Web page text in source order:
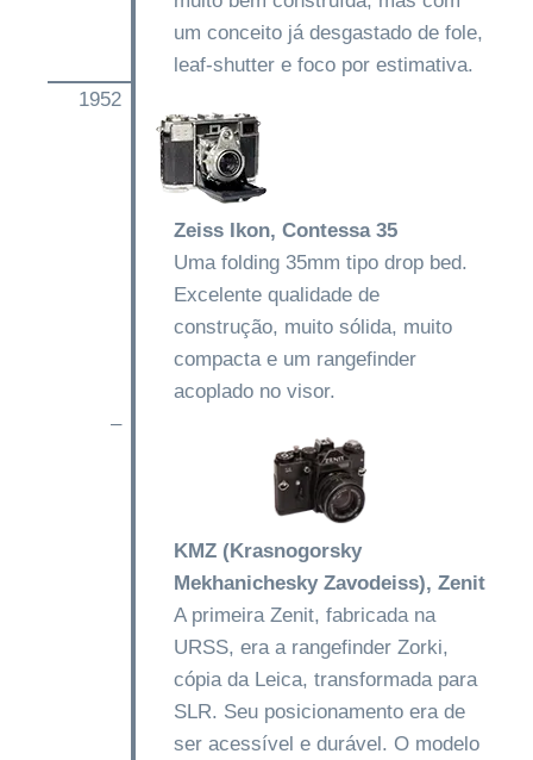
um conceito já desgastado de fole,
leaf-shutter e foco por estimativa.
1952
Zeiss Ikon, Contessa 35
Uma folding 35mm tipo drop bed.
Excelente qualidade de
construção, muito sólida, muito
compacta e um rangefinder
acoplado no visor.
–
KMZ (Krasnogorsky
Mekhanichesky Zavodeiss), Zenit
A primeira Zenit, fabricada na
URSS, era a rangefinder Zorki,
cópia da Leica, transformada para
SLR. Seu posicionamento era de
ser acessível e durável. O modelo